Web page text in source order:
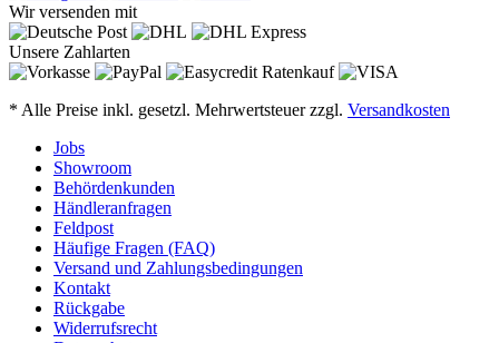
Wir versenden mit
Unsere Zahlarten
* Alle Preise inkl. gesetzl. Mehrwertsteuer zzgl. Versandkosten
Jobs
Showroom
Behördenkunden
Händleranfragen
Feldpost
Häufige Fragen (FAQ)
Versand und Zahlungsbedingungen
Kontakt
Rückgabe
Widerrufsrecht